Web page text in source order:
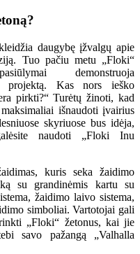
daugybę įžvalgų apie
Tuo pačiu metu „Floki“
demonstruoja
projektą. Kas nors ieško
pirkti?“ Turėtų žinoti, kad
išnaudoti įvairius
skyriuose bus idėja,
naudoti „Floki Inu
kuris seka žaidimo
su grandinėmis kartu su
žaidimo laivo sistema,
simboliai. Vartotojai gali
„Floki“ žetonus, kai jie
savo pažangą „Valhalla